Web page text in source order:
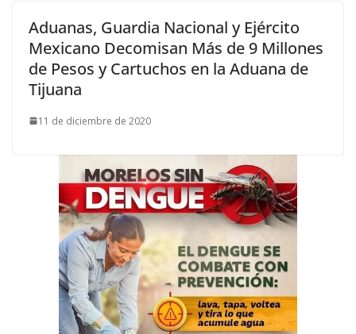
Aduanas, Guardia Nacional y Ejército
Mexicano Decomisan Más de 9 Millones
de Pesos y Cartuchos en la Aduana de
Tijuana
11 de diciembre de 2020